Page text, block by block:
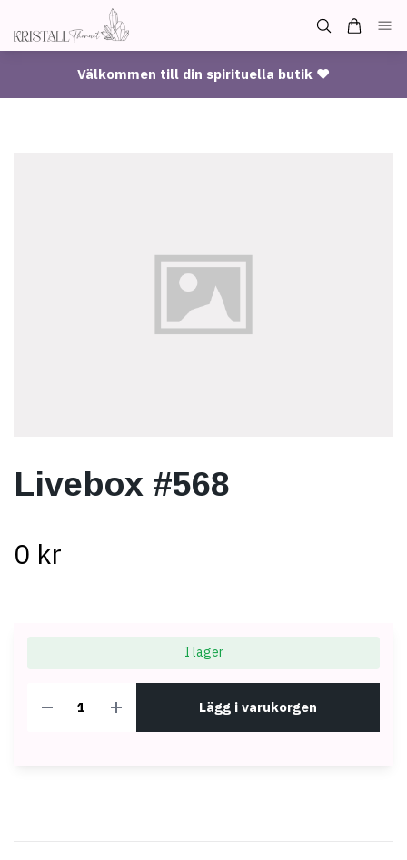
Välkommen till din spirituella butik ♥
Livebox #568
0 kr
I lager
Lägg i varukorgen